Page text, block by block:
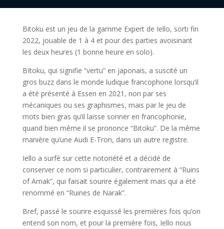
Bitoku est un jeu de la gamme Expert de Iello, sorti fin
2022, jouable de 1 à 4 et pour des parties avoisinant
les deux heures (1 bonne heure en solo).
BItoku, qui signifie “vertu” en japonais, a suscité un
gros buzz dans le monde ludique francophone lorsqu’il
a été présenté à Essen en 2021, non par ses
mécaniques ou ses graphismes, mais par le jeu de
mots bien gras qu’il laisse sonner en francophonie,
quand bien même il se prononce “Bitoku”. De la même
manière qu’une Audi E-Tron, dans un autre registre.
Iello a surfé sur cette notoriété et a décidé de
conserver ce nom si particulier, contrairement à “Ruins
of Arnak”, qui faisait sourire également mais qui a été
renommé en “Ruines de Narak”.
Bref, passé le sourire esquissé les premières fois qu’on
entend son nom, et pour la première fois, Iello nous